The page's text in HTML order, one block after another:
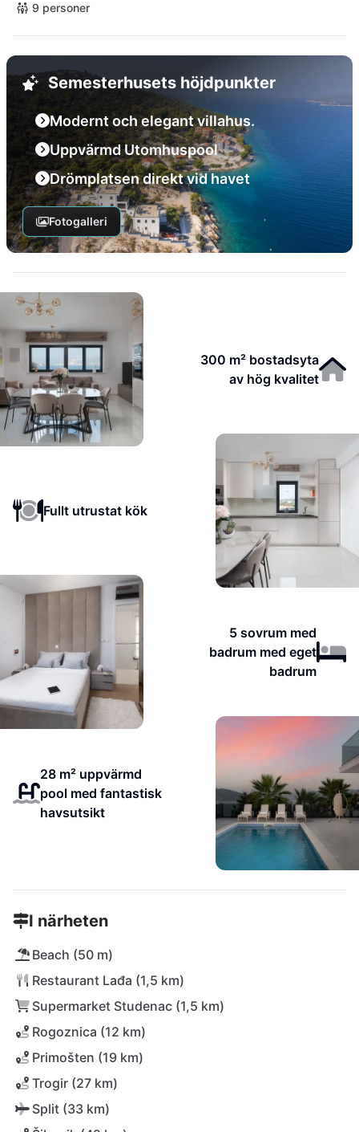
9 personer
Semesterhusets höjdpunkter
Modernt och elegant villahus.
Uppvärmd Utomhuspool
Drömplatsen direkt vid havet
Fotogalleri
300 m² bostadsyta
av hög kvalitet
Fullt utrustat kök
5 sovrum med
badrum med eget
badrum
28 m² uppvärmd
pool med fantastisk
havsutsikt
I närheten
Beach (50 m)
Restaurant Lađa (1,5 km)
Supermarket Studenac (1,5 km)
Rogoznica (12 km)
Primošten (19 km)
Trogir (27 km)
Split (33 km)